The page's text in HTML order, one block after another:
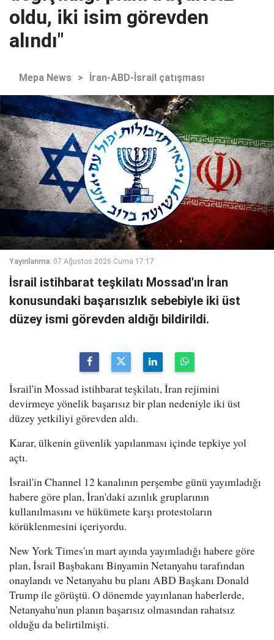
oldu, iki isim görevden
alındı"
Mepa News > İran-ABD-İsrail çatışması
Yayınlanma: 07 Ağustos 2026 Cuma 17:17
İsrail istihbarat teşkilatı Mossad'ın İran
konusundaki başarısızlık sebebiyle iki üst
düzey ismi görevden aldığı bildirildi.
İsrail'in Mossad istihbarat teşkilatı, İran rejimini
devirmeye yönelik başarısız bir plan nedeniyle iki üst
düzey yetkiliyi görevden aldı.
Karar, ülkenin güvenlik yapılanması içinde tepkiye yol
açtı.
İsrail'in Channel 12 kanalının perşembe günü yayımladığı
habere göre plan, İran'daki azınlık gruplarının
kullanılmasını ve hükümete karşı protestoların
körüklenmesini içeriyordu.
New York Times'ın mart ayında yayımladığı habere göre
plan, İsrail Başbakanı Binyamin Netanyahu tarafından
onaylandı ve Netanyahu bu planı ABD Başkanı Donald
Trump ile görüştü. O dönemde yayınlanan haberlerde,
Netanyahu'nun planın başarısız olmasından rahatsız
olduğu da belirtilmişti.